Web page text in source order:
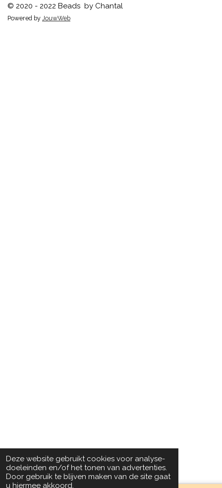
Deze website gebruikt cookies voor analyse-
doeleinden en/of het tonen van advertenties.
Door gebruik te blijven maken van de site gaat
u hiermee akkoord.
© 2020 - 2022 Beads by Chantal
Powered by JouwWeb